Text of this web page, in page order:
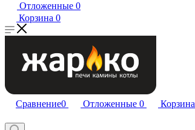
Отложенные 0
Корзина 0
Сравнение0 Отложенные 0 Корзина